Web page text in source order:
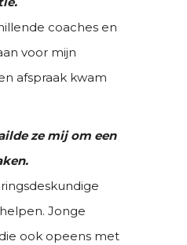
coaches en
voor mijn
afspraak kwam
ze mij om een
Jonge
ook opeens met